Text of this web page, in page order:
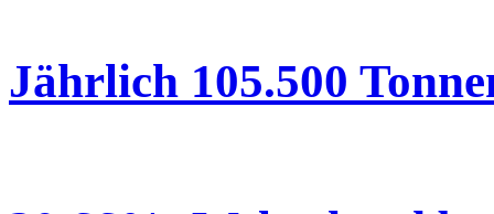
Jährlich 105.500